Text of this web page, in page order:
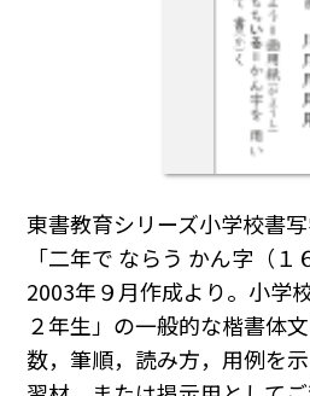
東書教育シリーズ小学校書
「二年で ならう かん字（
2003年９月作成より。小学
２年生」の一般的な楷書体
数，筆順，読み方，用例を